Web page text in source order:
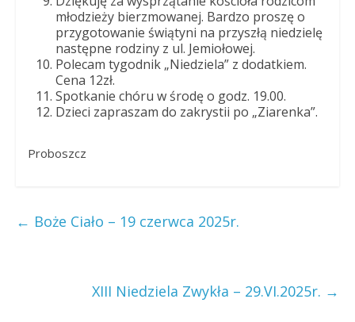
młodzieży bierzmowanej. Bardzo proszę o
przygotowanie świątyni na przyszłą niedzielę
następne rodziny z ul. Jemiołowej.
Polecam tygodnik „Niedziela” z dodatkiem.
Cena 12zł.
Spotkanie chóru w środę o godz. 19.00.
Dzieci zapraszam do zakrystii po „Ziarenka”.
Proboszcz
← Boże Ciało – 19 czerwca 2025r.
XIII Niedziela Zwykła – 29.VI.2025r. →